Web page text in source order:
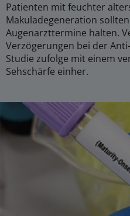
Patienten mit feuchter
Makuladegeneration
Augenarzttermine halten.
Verzögerungen bei der
Studie zufolge mit einem
Sehschärfe einher.